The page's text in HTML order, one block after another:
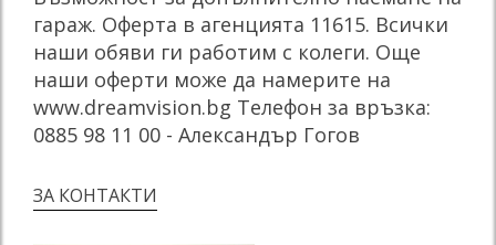
гараж. Оферта в агенцията 11615. Всички
наши обяви ги работим с колеги. Още
наши оферти може да намерите на
www.dreamvision.bg Телефон за връзка:
0885 98 11 00 - Александър Гогов
ЗА КОНТАКТИ